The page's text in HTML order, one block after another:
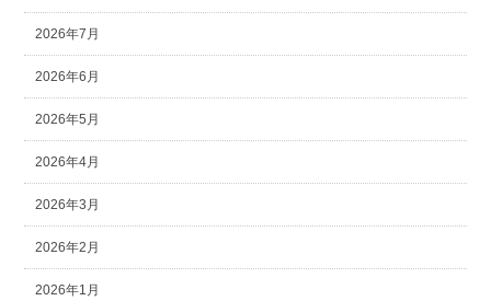
2026年7月
2026年6月
2026年5月
2026年4月
2026年3月
2026年2月
2026年1月